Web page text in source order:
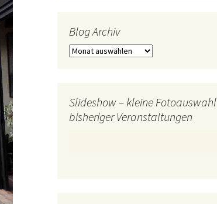
Blog Archiv
Blog
Slideshow – kleine Fotoauswahl
bisheriger Veranstaltungen